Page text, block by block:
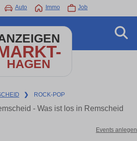
Auto Immo Job
HAGEN
❯ ROCK-POP
- Was ist los in Remscheid
Events anlegen